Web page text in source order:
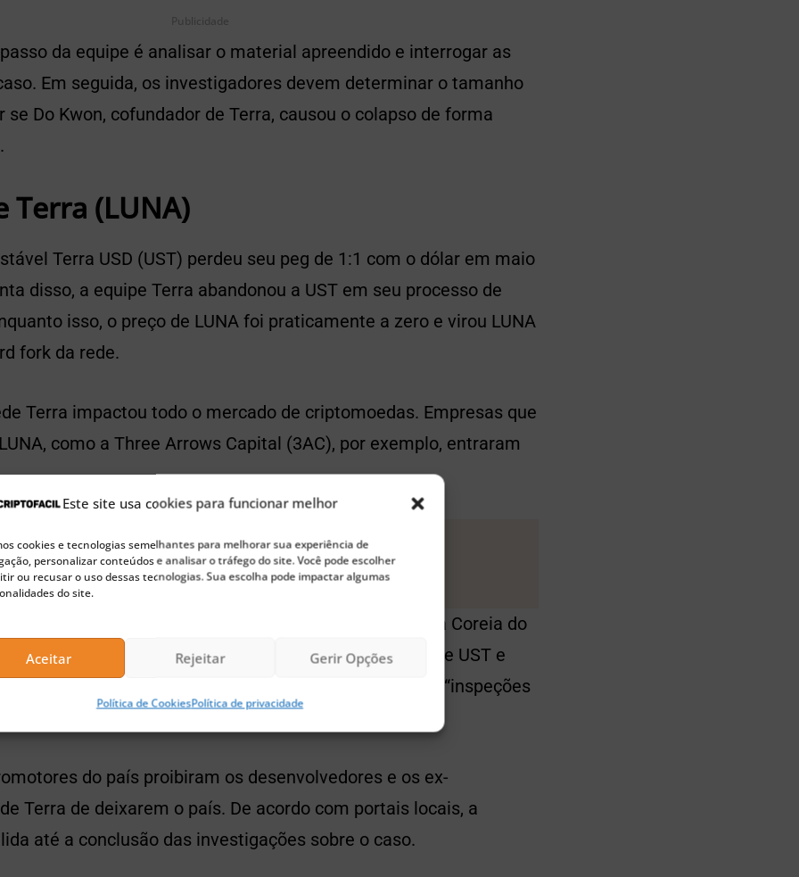
Este site usa cookies para funcionar melhor
cookies e tecnologias semelhantes para melhorar sua experiência de
personalizar conteúdos e analisar o tráfego do site. Você pode escolher
ou recusar o uso dessas tecnologias. Sua escolha pode impactar algumas
do site.
Aceitar Rejeitar Gerir Opções
Política de CookiesPolítica de privacidade
Publicidade
da equipe é analisar o material apreendido e interrogar as
Em seguida, os investigadores devem determinar o tamanho
se Do Kwon, cofundador de Terra, causou o colapso de forma
Terra (LUNA)
Terra USD (UST) perdeu seu peg de 1:1 com o dólar em maio
disso, a equipe Terra abandonou a UST em seu processo de
isso, o preço de LUNA foi praticamente a zero e virou LUNA
fork da rede.
Terra impactou todo o mercado de criptomoedas. Empresas que
como a Three Arrows Capital (3AC), por exemplo, entraram
🚀 Buscando a próxima moeda 100x?
Confira nossas sugestões de Pre-Sales para investir agora
conforme
o CriptoFácil, os legisladores da Coreia do
Kwon para prestar esclarecimentos sobre o colapso de UST e
após a crise do projeto, o país também passou a fazer “inspeções
exchanges locais.
do país proibiram os desenvolvedores e os ex-
Terra de deixarem o país. De acordo com portais locais, a
até a conclusão das investigações sobre o caso.